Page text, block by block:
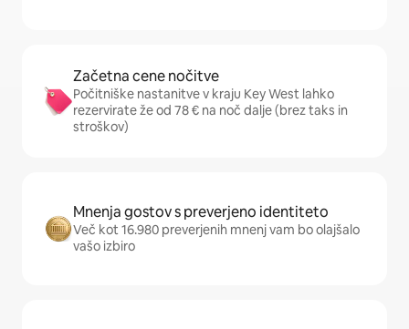
Začetna cene nočitve
Počitniške nastanitve v kraju Key West lahko
rezervirate že od 78 € na noč dalje (brez taks in
stroškov)
Mnenja gostov s preverjeno identiteto
Več kot 16.980 preverjenih mnenj vam bo olajšalo
vašo izbiro